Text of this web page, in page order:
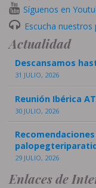
Síguenos en
Escucha nuestros
Actualidad
Descansamos
31 JULIO, 2026
Reunión Ibérica
30 JULIO, 2026
29 JULIO, 2026
Enlaces de